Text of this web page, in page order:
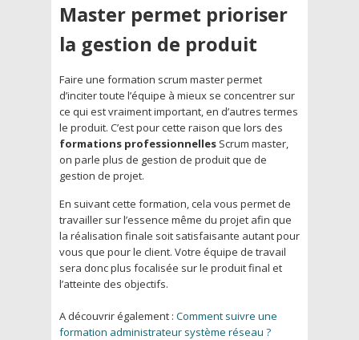
Master permet prioriser
la gestion de produit
Faire une formation scrum master permet
d’inciter toute l’équipe à mieux se concentrer sur
ce qui est vraiment important, en d’autres termes
le produit. C’est pour cette raison que lors des
formations professionnelles Scrum master,
on parle plus de gestion de produit que de
gestion de projet.
En suivant cette formation, cela vous permet de
travailler sur l’essence même du projet afin que
la réalisation finale soit satisfaisante autant pour
vous que pour le client. Votre équipe de travail
sera donc plus focalisée sur le produit final et
l’atteinte des objectifs.
A découvrir également : Comment suivre une
formation administrateur système réseau ?